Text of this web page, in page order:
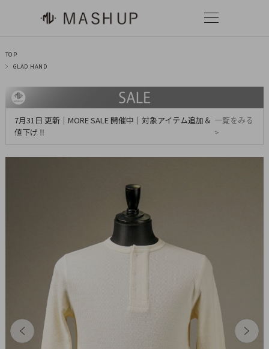
TOP
GLAD HAND
7月31日 更新｜MORE SALE 開催中｜対象アイテム追加＆
値下げ ‼
一覧をみる
>